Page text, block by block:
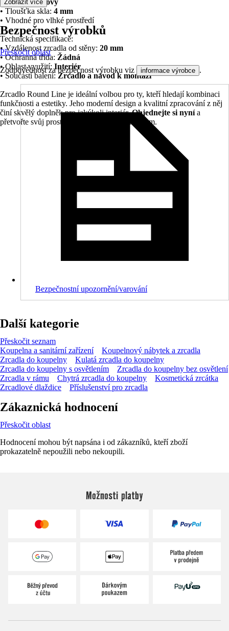
• Rám:Hliníkový
• Tloušťka skla: 4 mm
• Vhodné pro vlhké prostředí
Technická specifikace:
• Vzdálenost zrcadla od stěny: 20 mm
• Ochranná třída: Žádná
• Oblast využití: Interiér
• Součástí balení: Zrcadlo a návod k montáži
Zrcadlo Round Line je ideální volbou pro ty, kteří hledají kombinaci
funkčnosti a estetiky. Jeho moderní design a kvalitní zpracování z něj
činí skvělý doplněk pro jakýkoli interiér.Objednejte si nynía
přetvořte svůj prostor s tímto stylovým zrcadlem.
Zobrazit více
Bezpečnost výrobků
Přeskočit oblast
Zodpovědnost za bezpečnost výrobku viz informace výrobce .
Bezpečnostní upozornění/varování
Další kategorie
Přeskočit seznam
Koupelna a sanitární zařízení
Koupelnový nábytek a zrcadla
Zrcadla do koupelny
Kulatá zrcadla do koupelny
Zrcadla do koupelny s osvětlením
Zrcadla do koupelny bez osvětlení
Zrcadla v rámu
Chytrá zrcadla do koupelny
Kosmetická zrcátka
Zrcadlové dlaždice
Příslušenství pro zrcadla
Zákaznická hodnocení
Přeskočit oblast
Hodnocení mohou být napsána i od zákazníků, kteří zboží
prokazatelně nepoužili nebo nekoupili.
Možnosti platby